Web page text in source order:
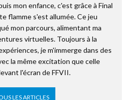
mon enfance, c'est grâce à Final
flamme s'est allumée. Ce jeu
mon parcours, alimentant ma
virtuelles. Toujours à la
je m'immerge dans des
la même excitation que celle
l'écran de FFVII.
LES ARTICLES